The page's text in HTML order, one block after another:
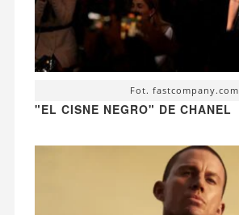
Fot. fastcompany.com
"EL CISNE NEGRO" DE CHANEL